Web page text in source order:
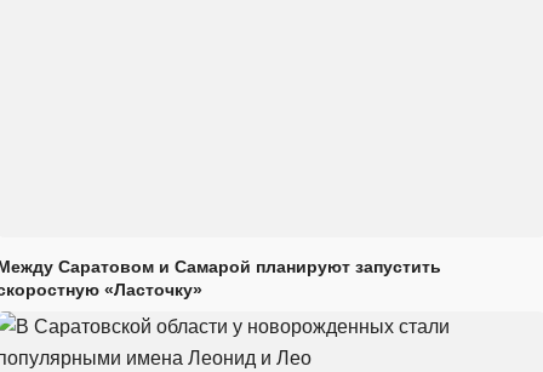
Саратовом и Самарой планируют запустить
«Ласточку»